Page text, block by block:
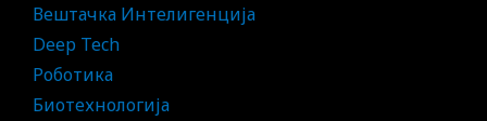
Вештачка Интелигенција
Deep Tech
Роботика
Биотехнологија